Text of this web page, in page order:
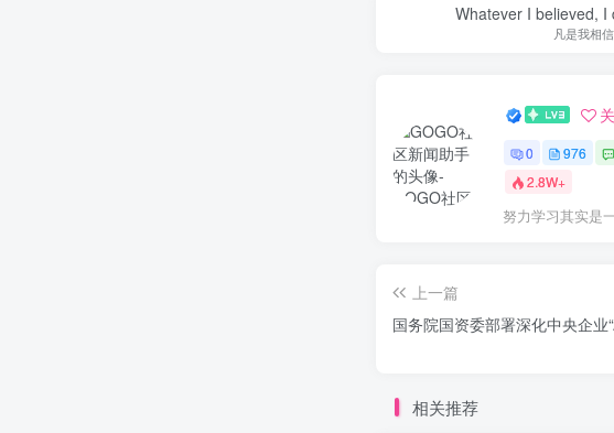
Whatever I believed,
凡是我相
GOGO社区新
0 976
2.8W+
努力学习其实是
上一篇
国务院国资委部署深化中央企业
相关推荐